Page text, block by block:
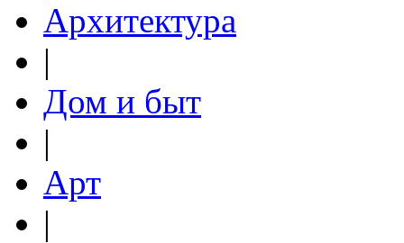
Архитектура
|
Дом и быт
|
Арт
|